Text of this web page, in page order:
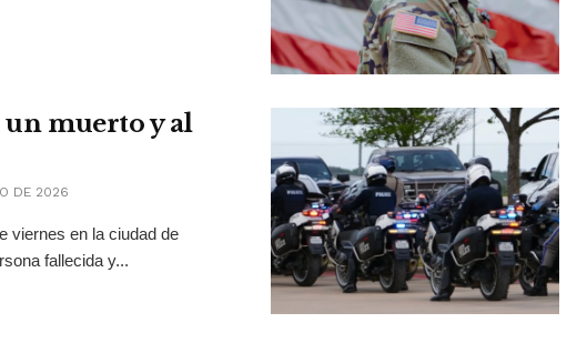
un muerto y al
DE 2026
viernes en la ciudad de
fallecida y...